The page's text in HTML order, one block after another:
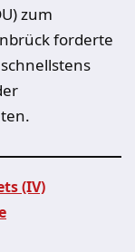
zum
forderte
(IV)